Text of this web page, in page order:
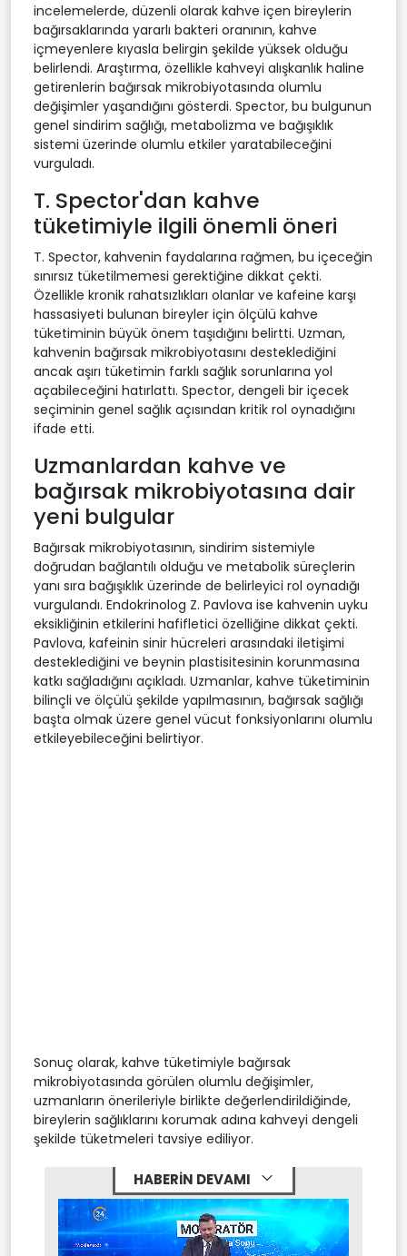
incelemelerde, düzenli olarak kahve içen bireylerin
bağırsaklarında yararlı bakteri oranının, kahve
içmeyenlere kıyasla belirgin şekilde yüksek olduğu
belirlendi. Araştırma, özellikle kahveyi alışkanlık haline
getirenlerin bağırsak mikrobiyotasında olumlu
değişimler yaşandığını gösterdi. Spector, bu bulgunun
genel sindirim sağlığı, metabolizma ve bağışıklık
sistemi üzerinde olumlu etkiler yaratabileceğini
vurguladı.
T. Spector'dan kahve
tüketimiyle ilgili önemli öneri
T. Spector, kahvenin faydalarına rağmen, bu içeceğin
sınırsız tüketilmemesi gerektiğine dikkat çekti.
Özellikle kronik rahatsızlıkları olanlar ve kafeine karşı
hassasiyeti bulunan bireyler için ölçülü kahve
tüketiminin büyük önem taşıdığını belirtti. Uzman,
kahvenin bağırsak mikrobiyotasını desteklediğini
ancak aşırı tüketimin farklı sağlık sorunlarına yol
açabileceğini hatırlattı. Spector, dengeli bir içecek
seçiminin genel sağlık açısından kritik rol oynadığını
ifade etti.
Uzmanlardan kahve ve
bağırsak mikrobiyotasına dair
yeni bulgular
Bağırsak mikrobiyotasının, sindirim sistemiyle
doğrudan bağlantılı olduğu ve metabolik süreçlerin
yanı sıra bağışıklık üzerinde de belirleyici rol oynadığı
vurgulandı. Endokrinolog Z. Pavlova ise kahvenin uyku
eksikliğinin etkilerini hafifletici özelliğine dikkat çekti.
Pavlova, kafeinin sinir hücreleri arasındaki iletişimi
desteklediğini ve beynin plastisitesinin korunmasına
katkı sağladığını açıkladı. Uzmanlar, kahve tüketiminin
bilinçli ve ölçülü şekilde yapılmasının, bağırsak sağlığı
başta olmak üzere genel vücut fonksiyonlarını olumlu
etkileyebileceğini belirtiyor.
Sonuç olarak, kahve tüketimiyle bağırsak
mikrobiyotasında görülen olumlu değişimler,
uzmanların önerileriyle birlikte değerlendirildiğinde,
bireylerin sağlıklarını korumak adına kahveyi dengeli
şekilde tüketmeleri tavsiye ediliyor.
HABERİN DEVAMI